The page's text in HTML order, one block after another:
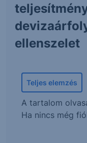
ellenszelet
Teljes elemzés
A tartalom
Ha nincs még